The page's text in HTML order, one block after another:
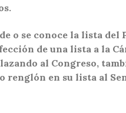
o se conoce la lista
de una lista a la
al Congreso,
renglón en su lista al